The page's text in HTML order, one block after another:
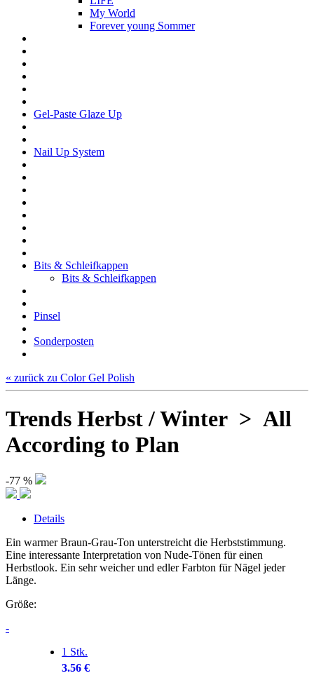
My World
Forever young Sommer
Gel-Paste Glaze Up
Nail Up System
Bits & Schleifkappen
Bits & Schleifkappen
Pinsel
Sonderposten
« zurück zu Color Gel Polish
Trends Herbst / Winter > All
According to Plan
-77 %
Details
Ein warmer Braun-Grau-Ton unterstreicht die Herbststimmung.
Eine interessante Interpretation von Nude-Tönen für einen
Herbstlook. Ein sehr weicher und edler Farbton für Nägel jeder
Länge.
Größe:
-
1 Stk.
3.56 €